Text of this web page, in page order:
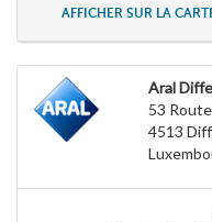
AFFICHER SUR LA
Aral
53
4513